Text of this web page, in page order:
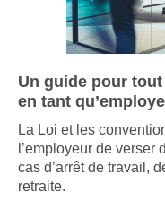
Un guide pour
en tant
La Loi et les
l’employeur de
cas d’arrêt de travail,
retraite.